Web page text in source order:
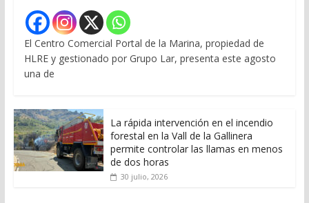
El Centro Comercial Portal de la Marina, propiedad de
HLRE y gestionado por Grupo Lar, presenta este agosto
una de
La rápida intervención en el incendio
forestal en la Vall de la Gallinera
permite controlar las llamas en menos
de dos horas
30 julio, 2026